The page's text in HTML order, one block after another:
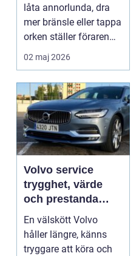
låta annorlunda, dra
mer bränsle eller tappa
orken ställer föraren
inför ett val...
02 maj 2026
Volvo service
trygghet, värde
och prestanda
över tid
En välskött Volvo
håller längre, känns
tryggare att köra och